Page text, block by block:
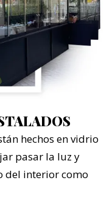
hechos en vidrio
pasar la luz y
del interior como